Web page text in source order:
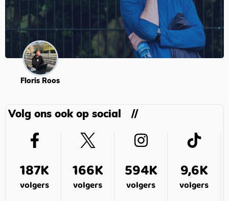
Floris Roos
Volg ons ook op social
187K
volgers
166K
volgers
594K
volgers
9,6K
volgers